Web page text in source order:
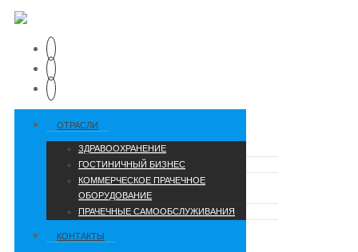
ОТРАСЛИ
ЗДРАВООХРАНЕНИЕ
ГОСТИНИЧНЫЙ БИЗНЕС
КОММЕРЧЕСКОЕ ПРАЧЕЧНОЕ
ОБОРУДОВАНИЕ
ПРАЧЕЧНЫЕ САМООБСЛУЖИВАНИЯ
КОНТАКТЫ